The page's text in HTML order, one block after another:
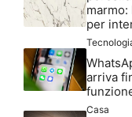
per
arriva
Casa